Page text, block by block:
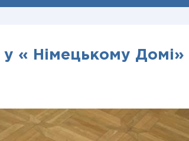
« Німецькому Домі»